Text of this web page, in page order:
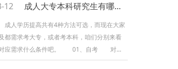
呢?接下来小编就来具体给大家介绍一下这部
内容。 1 、 " 分进合击 " 法 此法好像作
用的战略战术, 将每个严重的前史事情, 化整
, 分头进行学习回忆
12 成人大专本科研究生有哪些报名条件
人学历提高共有4种方法可选，而现在大家
都需求考大专，或者考本科，咱们分别来看
应需求什么条件吧。 01、自考 对考
学历无任何要求，对年纪、性别、地域等无